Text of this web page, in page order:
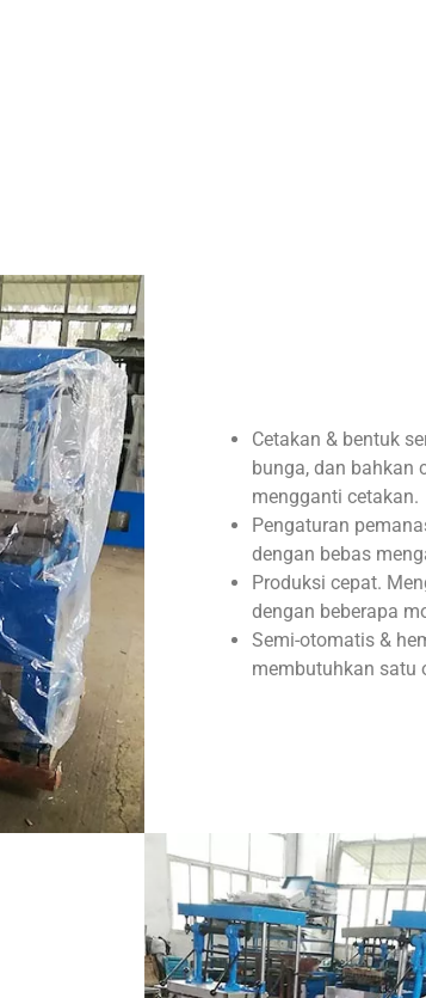
Cetakan & bentuk
bunga, dan bahkan
mengganti cetakan.
Pengaturan
dengan bebas
Produksi cepat.
dengan beberapa
Semi-otomatis &
membutuhkan satu